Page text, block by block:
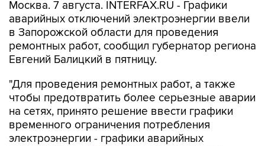
в Запорожской области для проведения
ремонтных работ, сообщил губернатор региона
Евгений Балицкий в пятницу.
"Для проведения ремонтных работ, а также
на сетях, принято решение ввести графики
временного ограничения потребления
электроэнергии - графики аварийных
отключений", -написалБалицкий в своем
канале в Max.